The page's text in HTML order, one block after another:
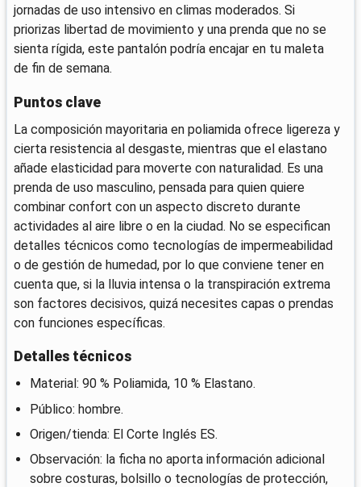
jornadas de uso intensivo en climas moderados. Si
priorizas libertad de movimiento y una prenda que no se
sienta rígida, este pantalón podría encajar en tu maleta
de fin de semana.
Puntos clave
La composición mayoritaria en poliamida ofrece ligereza y
cierta resistencia al desgaste, mientras que el elastano
añade elasticidad para moverte con naturalidad. Es una
prenda de uso masculino, pensada para quien quiere
combinar confort con un aspecto discreto durante
actividades al aire libre o en la ciudad. No se especifican
detalles técnicos como tecnologías de impermeabilidad
o de gestión de humedad, por lo que conviene tener en
cuenta que, si la lluvia intensa o la transpiración extrema
son factores decisivos, quizá necesites capas o prendas
con funciones específicas.
Detalles técnicos
Material: 90 % Poliamida, 10 % Elastano.
Público: hombre.
Origen/tienda: El Corte Inglés ES.
Observación: la ficha no aporta información adicional
sobre costuras, bolsillo o tecnologías de protección,